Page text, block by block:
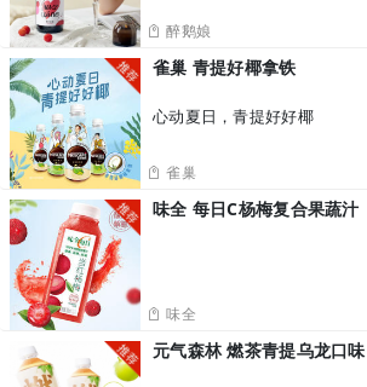
醉鹅娘
雀巢 青提好椰拿铁
心动夏日，青提好好椰
雀巢
味全 每日C杨梅复合果蔬汁
味全
元气森林 燃茶青提乌龙口味